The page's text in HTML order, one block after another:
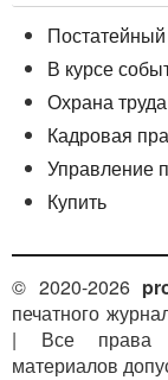
В курсе
Охрана труда
Кадровая
Управление
Купить
© 2020-2026
печатного
| Все права
материалов